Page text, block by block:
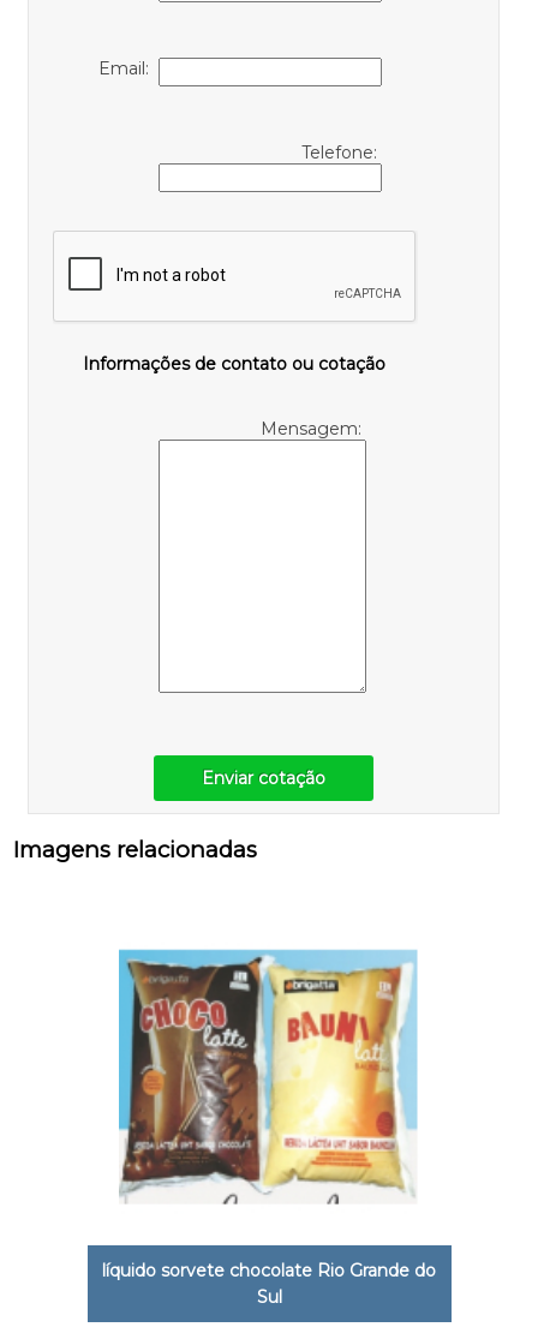
Email:
Telefone:
Informações de contato ou cotação
Mensagem:
Enviar cotação
Imagens relacionadas
líquido sorvete chocolate Rio Grande do
Sul